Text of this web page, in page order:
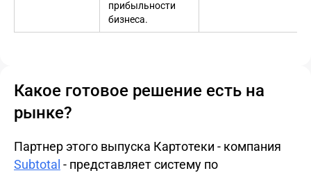
прибыльности
бизнеса.
Какое готовое решение есть на
рынке?
Партнер этого выпуска Картотеки - компания
Subtotal - представляет систему по